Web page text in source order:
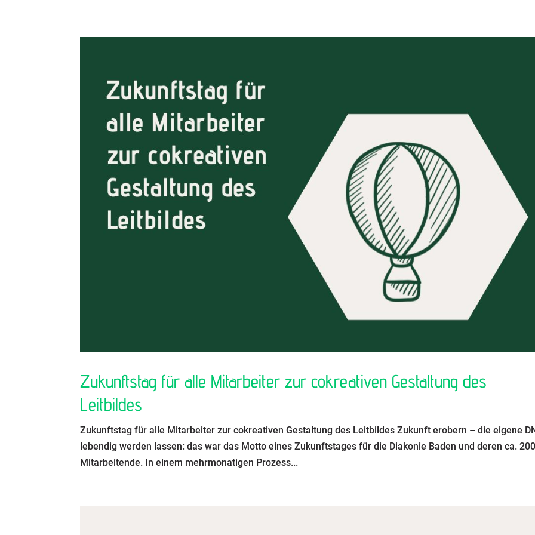
Zukunftstag für alle Mitarbeiter zur cokreativen Gestaltung des
Leitbildes
Zukunftstag für alle Mitarbeiter zur cokreativen Gestaltung des Leitbildes Zukunft erobern – die eigene
lebendig werden lassen: das war das Motto eines Zukunftstages für die Diakonie Baden und deren ca. 200
Mitarbeitende. In einem mehrmonatigen Prozess...